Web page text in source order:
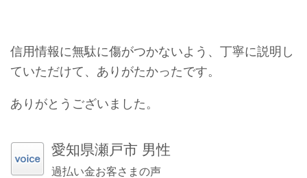
信用情報に無駄に傷がつかないよう、丁寧に説明し
ていただけて、ありがたかったです。
ありがとうございました。
愛知県瀬戸市 男性
過払い金お客さまの声